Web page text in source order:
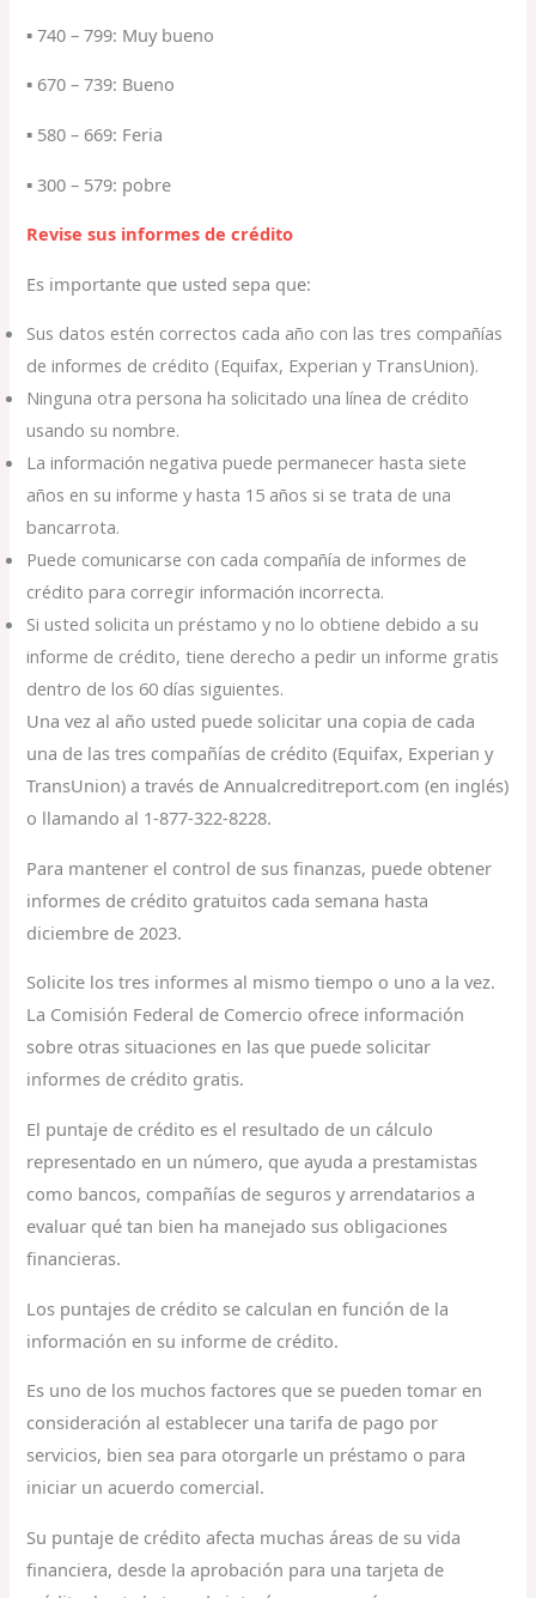
▪ 740 – 799: Muy bueno
▪ 670 – 739: Bueno
▪ 580 – 669: Feria
▪ 300 – 579: pobre
Revise sus informes de crédito
Es importante que usted sepa que:
Sus datos estén correctos cada año con las tres compañías
de informes de crédito (Equifax, Experian y TransUnion).
Ninguna otra persona ha solicitado una línea de crédito
usando su nombre.
La información negativa puede permanecer hasta siete
años en su informe y hasta 15 años si se trata de una
bancarrota.
Puede comunicarse con cada compañía de informes de
crédito para corregir información incorrecta.
Si usted solicita un préstamo y no lo obtiene debido a su
informe de crédito, tiene derecho a pedir un informe gratis
dentro de los 60 días siguientes.
Una vez al año usted puede solicitar una copia de cada
una de las tres compañías de crédito (Equifax, Experian y
TransUnion) a través de Annualcreditreport.com (en inglés)
o llamando al 1-877-322-8228.
Para mantener el control de sus finanzas, puede obtener
informes de crédito gratuitos cada semana hasta
diciembre de 2023.
Solicite los tres informes al mismo tiempo o uno a la vez.
La Comisión Federal de Comercio ofrece información
sobre otras situaciones en las que puede solicitar
informes de crédito gratis.
El puntaje de crédito es el resultado de un cálculo
representado en un número, que ayuda a prestamistas
como bancos, compañías de seguros y arrendatarios a
evaluar qué tan bien ha manejado sus obligaciones
financieras.
Los puntajes de crédito se calculan en función de la
información en su informe de crédito.
Es uno de los muchos factores que se pueden tomar en
consideración al establecer una tarifa de pago por
servicios, bien sea para otorgarle un préstamo o para
iniciar un acuerdo comercial.
Su puntaje de crédito afecta muchas áreas de su vida
financiera, desde la aprobación para una tarjeta de